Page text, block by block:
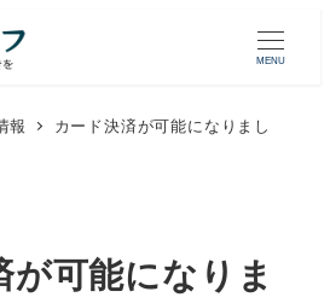
MENU
報
カード決済が可能になりまし
が可能になりま